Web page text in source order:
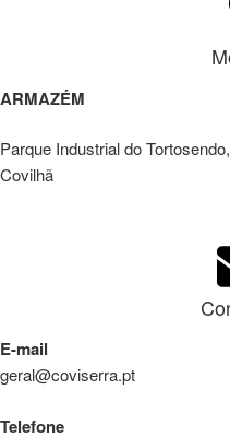
ARMAZÉM
Parque Industrial do
Covilhã
E-mail
geral@coviserra.pt
Telefone